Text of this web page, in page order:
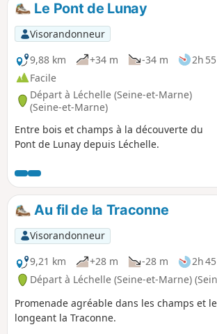
Le Pont de Lunay
Visorandonneur
9,88 km
+34 m -34 m
2h 55
Facile
Départ à Léchelle (Seine-et-Marne)
(Seine-et-Marne)
Entre bois et champs à la découverte du
Pont de Lunay depuis Léchelle.
Au fil de la Traconne
Visorandonneur
9,21 km
+28 m -28 m 2h 45
Départ à Léchelle (Seine-et-Marne)
Promenade agréable dans les champs et
longeant la Traconne.